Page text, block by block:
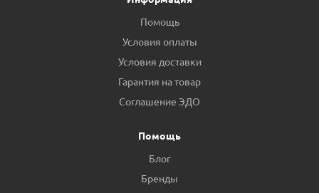
Помощь
Условия оплаты
Условия доставки
Гарантия на товар
Соглашение ЭДО
Помощь
Блог
Бренды